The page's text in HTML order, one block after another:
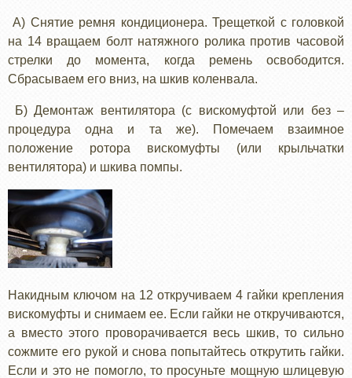
А) Снятие ремня кондиционера. Трещеткой с головкой
на 14 вращаем болт натяжного ролика против часовой
стрелки до момента, когда ремень освободится.
Сбрасываем его вниз, на шкив коленвала.
Б) Демонтаж вентилятора (с вискомуфтой или без –
процедура одна и та же). Помечаем взаимное
положение ротора вискомуфты (или крыльчатки
вентилятора) и шкива помпы.
Накидным ключом на 12 откручиваем 4 гайки крепления
вискомуфты и снимаем ее. Если гайки не откручиваются,
а вместо этого проворачивается весь шкив, то сильно
сожмите его рукой и снова попытайтесь открутить гайки.
Если и это не помогло, то просуньте мощную шлицевую